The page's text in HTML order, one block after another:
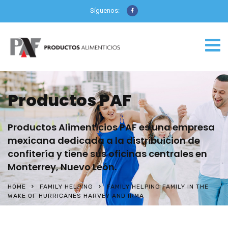
Síguenos:
Productos PAF
Productos Alimenticios PAF es una empresa
mexicana dedicada a la distribuicion de
confitería y tiene sus oficinas centrales en
Monterrey, Nuevo León.
HOME FAMILY HELPING
FAMILY HELPING FAMILY IN THE
WAKE OF HURRICANES HARVEY AND IRMA